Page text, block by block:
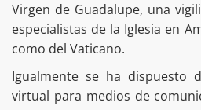
Virgen de Guadalupe, una
especialistas de la Iglesia en
como del Vaticano.
Igualmente se ha dispuesto
virtual para medios de